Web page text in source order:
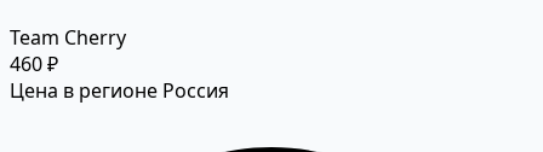
Team Cherry
460 ₽
Цена в регионе Россия